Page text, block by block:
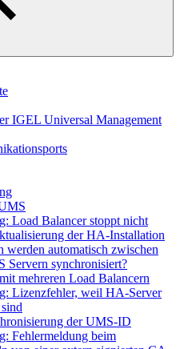
IGEL Universal Management
Load Balancer stoppt nicht
der HA-Installation
werden automatisch zwischen
Servern synchronisiert?
mehreren Load Balancern
Lizenzfehler, weil HA-Server
der UMS-ID
Fehlermeldung beim